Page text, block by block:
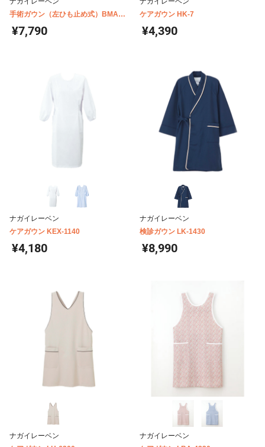
手術ガウン（左ひも止め式）BMA-
8110
¥7,790
ケアガウン HK-7
¥4,390
ナガイレーベン
ケアガウン KEX-1140
¥4,180
ナガイレーベン
検診ガウン LK-1430
¥8,990
ナガイレーベン
ナガイレーベン